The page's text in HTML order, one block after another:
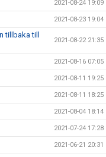
2021-08-24 19:09
2021-08-23 19:04
tillbaka till
2021-08-22 21:35
2021-08-16 07:05
2021-08-11 19:25
2021-08-11 18:25
2021-08-04 18:14
2021-07-24 17:28
2021-06-21 20:31